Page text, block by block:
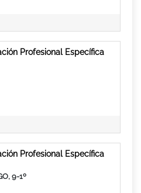
Profesional Específica
Profesional Específica
9-1º